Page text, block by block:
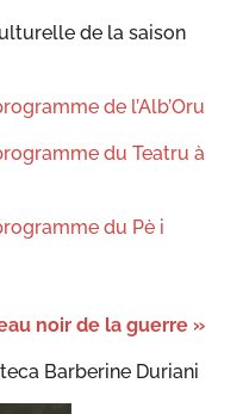
de la saison
de l’Alb’Oru
du Teatru à
du Pè i
noir de la guerre »
Barberine Duriani